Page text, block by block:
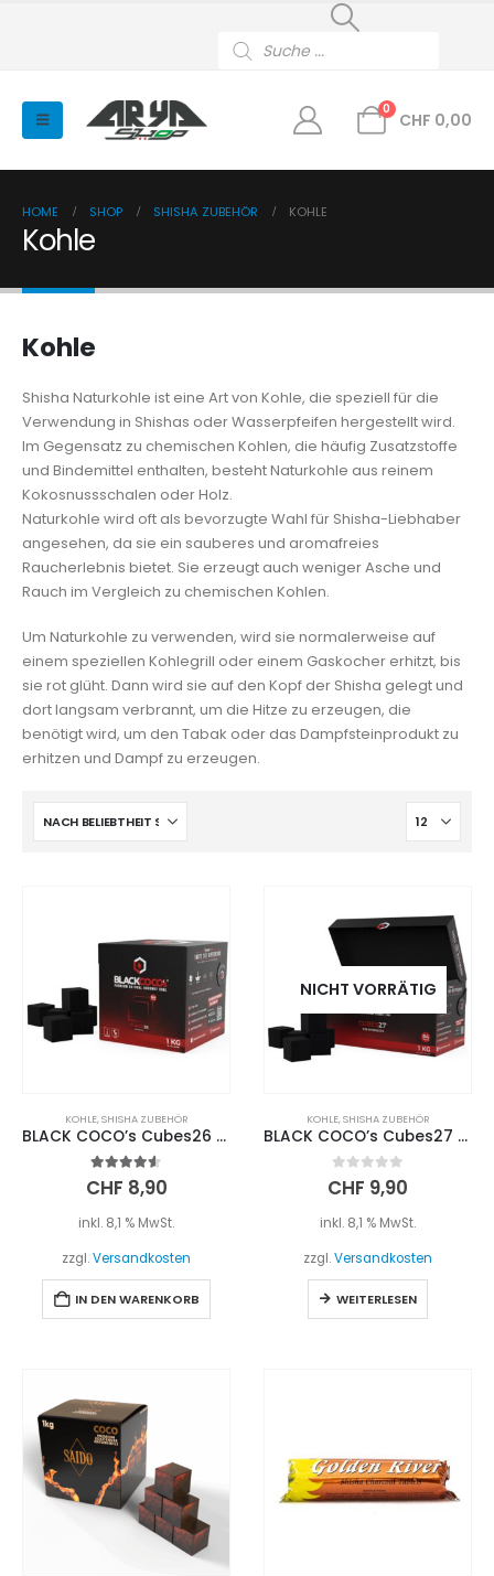
search
0
CHF 0,00
HOME SHOP SHISHA ZUBEHÖR KOHLE
Kohle
Kohle
Shisha Naturkohle ist eine Art von Kohle, die speziell für die
Verwendung in Shishas oder Wasserpfeifen hergestellt wird.
Im Gegensatz zu chemischen Kohlen, die häufig Zusatzstoffe
und Bindemittel enthalten, besteht Naturkohle aus reinem
Kokosnussschalen oder Holz.
Naturkohle wird oft als bevorzugte Wahl für Shisha-Liebhaber
angesehen, da sie ein sauberes und aromafreies
Raucherlebnis bietet. Sie erzeugt auch weniger Asche und
Rauch im Vergleich zu chemischen Kohlen.
Um Naturkohle zu verwenden, wird sie normalerweise auf
einem speziellen Kohlegrill oder einem Gaskocher erhitzt, bis
sie rot glüht. Dann wird sie auf den Kopf der Shisha gelegt und
dort langsam verbrannt, um die Hitze zu erzeugen, die
benötigt wird, um den Tabak oder das Dampfsteinprodukt zu
erhitzen und Dampf zu erzeugen.
KOHLE,SHISHA ZUBEHÖR
BLACK COCO’s Cubes26 1kg
4.50out of 5
CHF 8,90
inkl. 8,1 % MwSt.
zzgl.Versandkosten
IN DEN WARENKORB
NICHT VORRÄTIG
KOHLE,SHISHA ZUBEHÖR
BLACK COCO’s Cubes27 1kg
0 out of 5
CHF 9,90
inkl. 8,1 % MwSt.
zzgl.Versandkosten
WEITERLESEN